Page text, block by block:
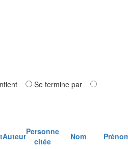
Se termine par
AuteurPersonne
citée
Nom